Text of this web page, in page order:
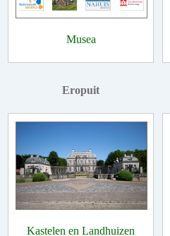
Musea
Eropuit
Kastelen en Landhuizen